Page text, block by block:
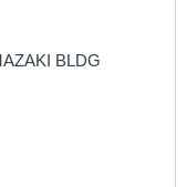
BLDG